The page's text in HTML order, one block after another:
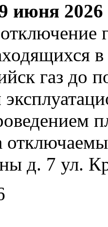
июня
газ до
д. 7 ул.